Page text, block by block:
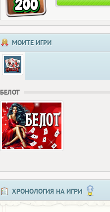
МОИТЕ ИГРИ
БЕЛОТ
ХРОНОЛОГИЯ НА ИГРИ